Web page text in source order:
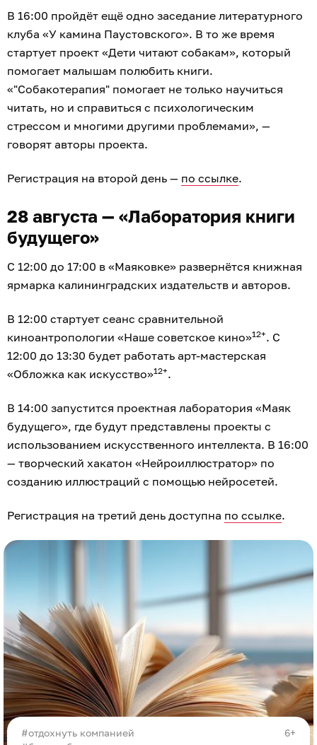
В 16:00 пройдёт ещё одно заседание литературного
клуба «У камина Паустовского». В то же время
стартует проект «Дети читают собакам», который
помогает малышам полюбить книги.
«"Собакотерапия" помогает не только научиться
читать, но и справиться с психологическим
стрессом и многими другими проблемами», —
говорят авторы проекта.
Регистрация на второй день — по ссылке.
28 августа — «Лаборатория книги
будущего»
С 12:00 до 17:00 в «Маяковке» развернётся книжная
ярмарка калининградских издательств и авторов.
В 12:00 стартует сеанс сравнительной
киноантропологии «Наше советское кино»12+. С
12:00 до 13:30 будет работать арт-мастерская
«Обложка как искусство»12+.
В 14:00 запустится проектная лаборатория «Маяк
будущего», где будут представлены проекты с
использованием искусственного интеллекта. В 16:00
— творческий хакатон «Нейроиллюстратор» по
созданию иллюстраций с помощью нейросетей.
Регистрация на третий день доступна по ссылке.
6+
отдохнуть компанией